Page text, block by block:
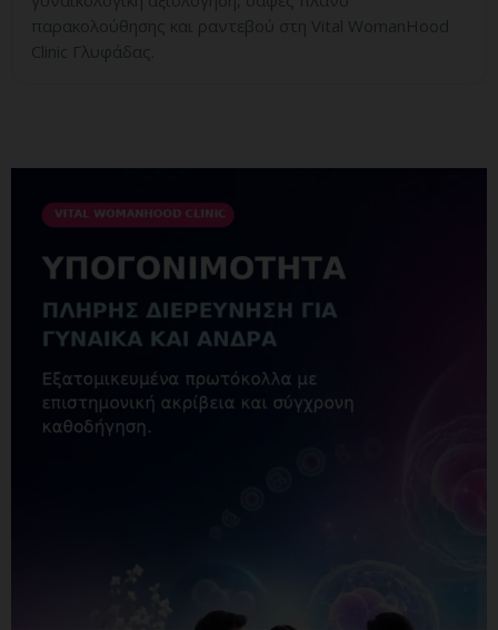
παρακολούθησης και ραντεβού στη Vital WomanHood
Clinic Γλυφάδας.